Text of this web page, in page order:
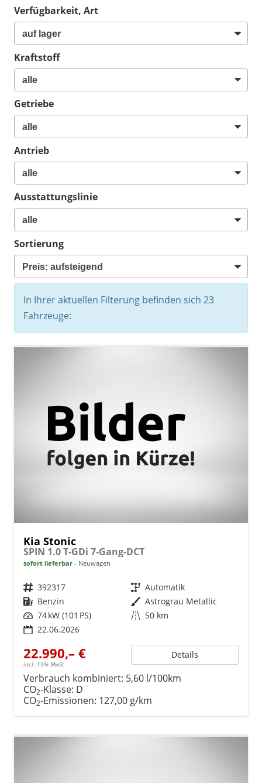
Verfügbarkeit, Art
Kraftstoff
Getriebe
Antrieb
Ausstattungslinie
Sortierung
In Ihrer aktuellen Filterung befinden sich 23
Fahrzeuge:
Kia Stonic
SPIN 1.0 T-GDi 7-Gang-DCT
sofort lieferbar Neuwagen
Fahrzeugnr. 392317 Getriebe Automatik
Kraftstoff Benzin Außenfarbe Astrograu Metallic
Leistung 74 kW (101 PS) Kilometerstand 50 km
22.06.2026
22.990,– €
incl. 19% MwSt.
Details
Verbrauch kombiniert: 5,60 l/100km
CO2-Klasse: D
CO2-Emissionen: 127,00 g/km